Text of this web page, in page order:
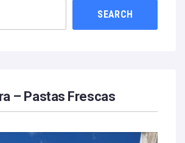
SEARCH
– Pastas Frescas